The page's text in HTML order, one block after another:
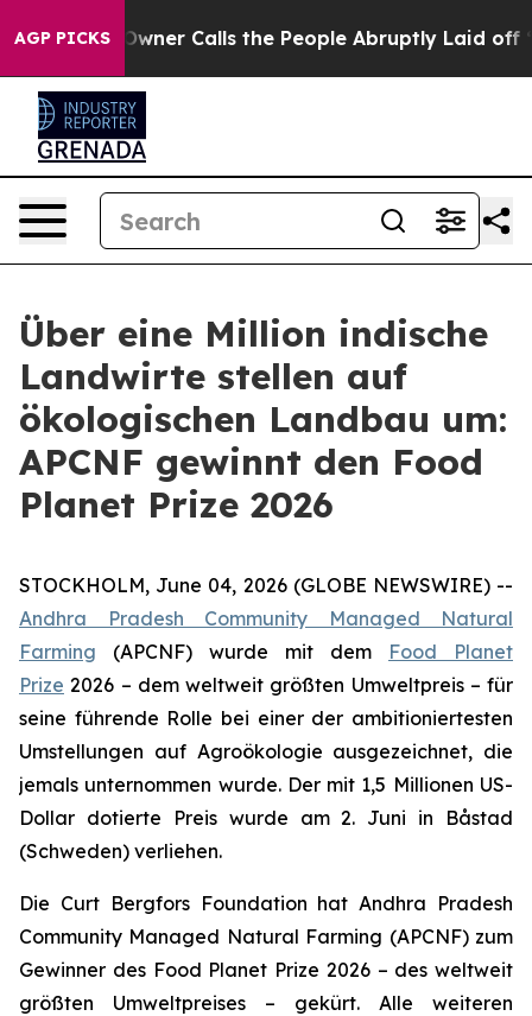
AGP PICKSOwner Calls the People Abruptly Laid off
Über eine Million indische
Landwirte stellen auf
ökologischen Landbau um:
APCNF gewinnt den Food
Planet Prize 2026
STOCKHOLM, June 04, 2026 (GLOBE NEWSWIRE) --
Andhra Pradesh Community Managed Natural
Farming (APCNF) wurde mit dem Food Planet
Prize 2026 – dem weltweit größten Umweltpreis – für
seine führende Rolle bei einer der ambitioniertesten
Umstellungen auf Agroökologie ausgezeichnet, die
jemals unternommen wurde. Der mit 1,5 Millionen US-
Dollar dotierte Preis wurde am 2. Juni in Båstad
(Schweden) verliehen.
Die Curt Bergfors Foundation hat Andhra Pradesh
Community Managed Natural Farming (APCNF) zum
Gewinner des Food Planet Prize 2026 – des weltweit
größten Umweltpreises – gekürt. Alle weiteren